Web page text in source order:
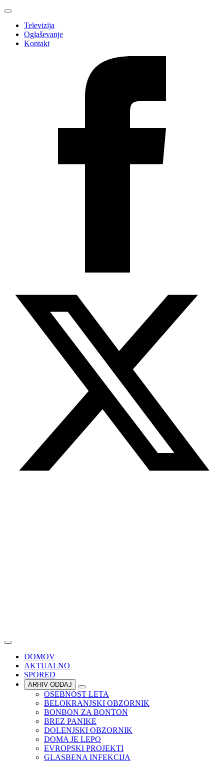
Televizija
Oglaševanje
Kontakt
DOMOV
AKTUALNO
SPORED
ARHIV ODDAJ
OSEBNOST LETA
BELOKRANJSKI OBZORNIK
BONBON ZA BONTON
BREZ PANIKE
DOLENJSKI OBZORNIK
DOMA JE LEPO
EVROPSKI PROJEKTI
GLASBENA INFEKCIJA